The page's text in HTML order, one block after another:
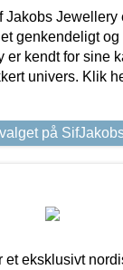
Jakobs Jewellery
genkendeligt og
er kendt for sine
univers. Klik
på
et eksklusivt